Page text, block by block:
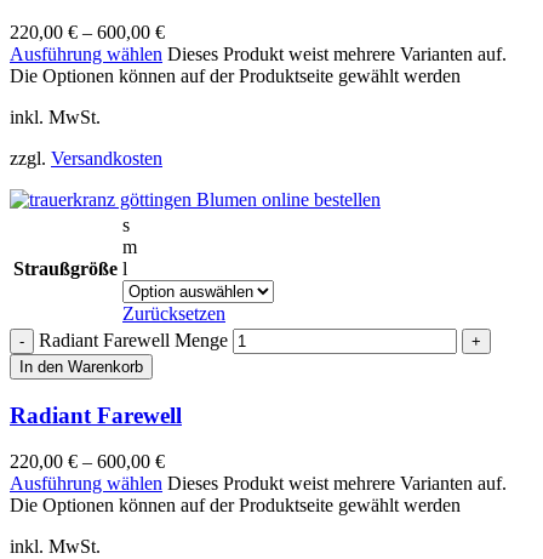
220,00 € – 600,00 €
Ausführung wählen Dieses Produkt weist mehrere Varianten auf.
Die Optionen können auf der Produktseite gewählt werden
inkl. MwSt.
zzgl. Versandkosten
Straußgröße
s
m
l
Zurücksetzen
Radiant Farewell Menge
In den Warenkorb
Radiant Farewell
220,00 € – 600,00 €
Ausführung wählen Dieses Produkt weist mehrere Varianten auf.
Die Optionen können auf der Produktseite gewählt werden
inkl. MwSt.